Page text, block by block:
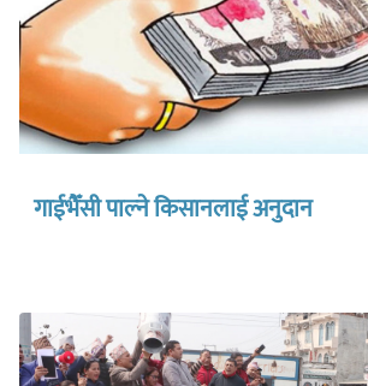
गाईभैँसी पाल्ने किसानलाई अनुदान